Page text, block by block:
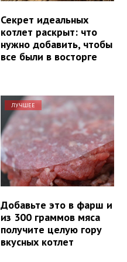
Секрет идеальных
котлет раскрыт: что
нужно добавить, чтобы
все были в восторге
ЛУЧШЕЕ
Добавьте это в фарш и
из 300 граммов мяса
получите целую гору
вкусных котлет